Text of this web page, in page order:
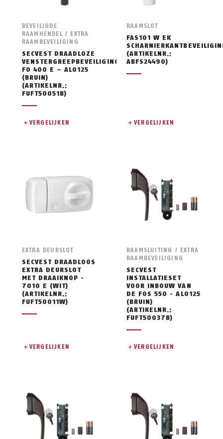
BEVEILIGDE
RAAMHENDEL / EXTRA
RAAMBEVEILIGING
SECVEST DRAADLOZE
VENSTERGREEPBEVEILIGING
FO 400 E – AL0125
(BRUIN)
(ARTIKELNR.:
FUFT50051B)
VERGELIJKEN
RAAMSLOT
FAS101 W EK
(ARTIKELNR.:
ABFS24490)
VERGELIJKEN
EXTRA DEURSLOT
SECVEST DRAADLOOS
EXTRA DEURSLOT
MET DRAAIKNOP -
7010 E (WIT)
(ARTIKELNR.:
FUFT50011W)
VERGELIJKEN
RAAMSLUITING / EXTRA
RAAMBEVEILIGING
SECVEST
INSTALLATIESET
VOOR INBOUW VAN
DE FOS 550 - AL0125
(BRUIN)
(ARTIKELNR.:
FUFT50037B)
VERGELIJKEN